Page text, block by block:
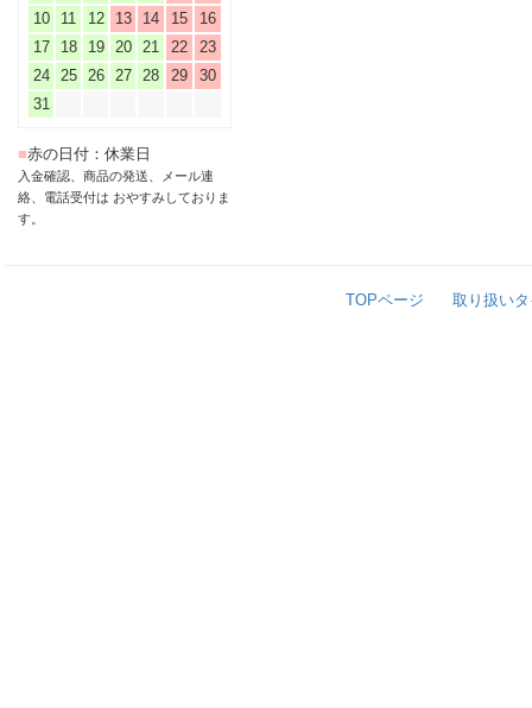
10
11 12 13 14 15
16
17
18 19 20 21 22
23
24
25 26 27 28 29
30
31
■赤の日付：休業日
入金確認、商品の発送、メール連
絡、電話受付は おやすみしておりま
す。
TOPページ 取り扱い